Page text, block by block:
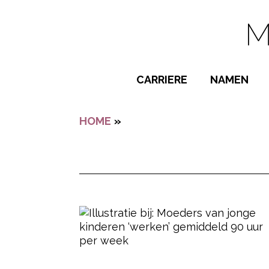
CARRIERE NAMEN
HOME »